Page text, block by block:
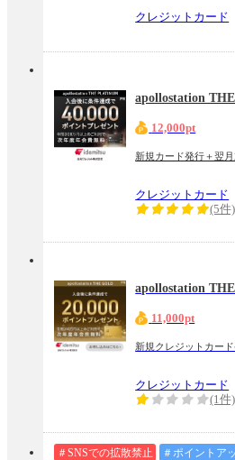
クレジットカード
apollostation
12,000pt
新規カード発行＋翌
クレジットカード
(5件)
apollostation
11,000pt
新規クレジットカー
クレジットカード
(1件)
＃SNSでの拡散禁止 ＃ポイントア